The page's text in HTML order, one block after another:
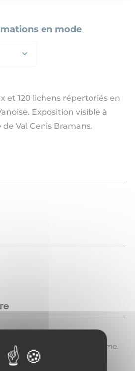
en mode
et 120 lichens répertoriés en
Exposition visible à
Val Cenis Bramans.
mardi, mercredi et jeudi.
de l'Office de Tourisme.